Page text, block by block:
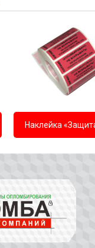
Наклейка